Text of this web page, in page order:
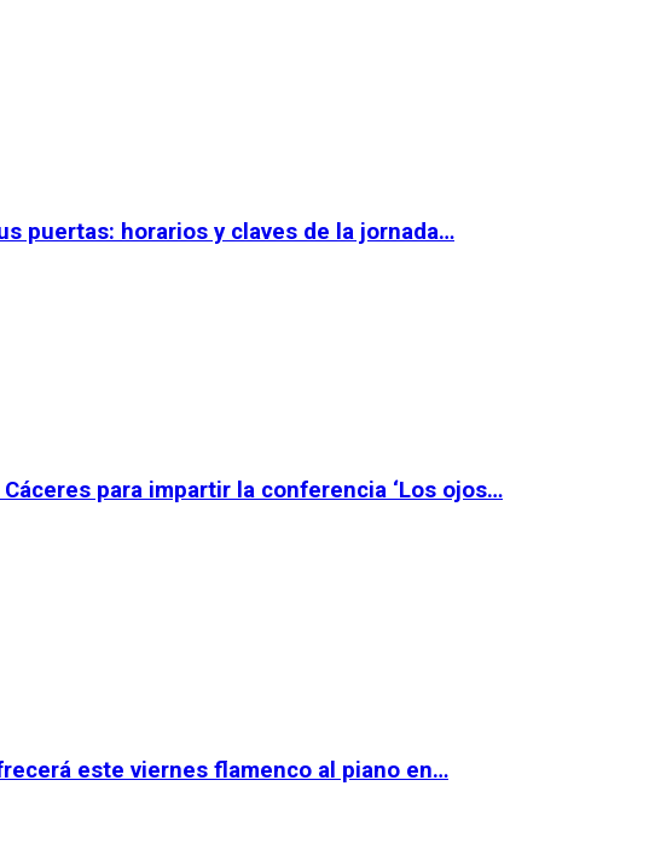
puertas: horarios y claves de la jornada…
para impartir la conferencia ‘Los ojos…
este viernes flamenco al piano en…